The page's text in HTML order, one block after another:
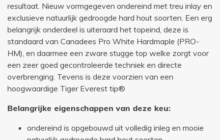
resultaat. Nieuw vormgegeven ondereind met treu inlay en
exclusieve natuurlijk gedroogde hard hout soorten. Een erg
belangrijk onderdeel is uiteraard het topeind, deze is
standaard van Canadees Pro White Hardmaple (PRO-
HM), en daarmee een zware stugge top welke zorgt voor
een zeer goed gecontroleerde techniek en directe
overbrenging. Tevens is deze voorzien van een
hoogwaardige Tiger Everest tip®
Belangrijke eigenschappen van deze keu:
ondereind is opgebouwd uit volledig inleg en mooie